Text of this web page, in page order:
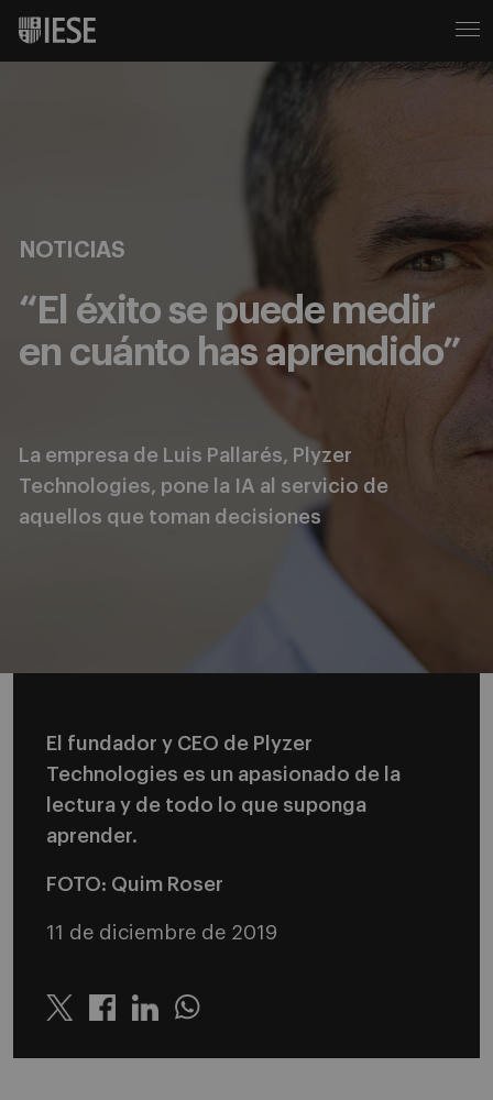
NOTICIAS
“El éxito se puede medir
en cuánto has aprendido”
La empresa de Luis Pallarés, Plyzer
Technologies, pone la IA al servicio de
aquellos que toman decisiones
El fundador y CEO de Plyzer
Technologies es un apasionado de la
lectura y de todo lo que suponga
aprender.
FOTO: Quim Roser
11 de diciembre de 2019
Twitter LinkedinWhatsapp